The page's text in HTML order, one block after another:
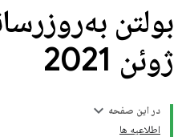
بولتن
ژوئن 2021
در این صفحه
اطلاعیه ها